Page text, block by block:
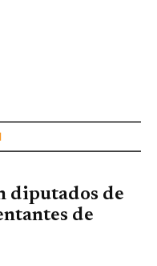
diputados de
de